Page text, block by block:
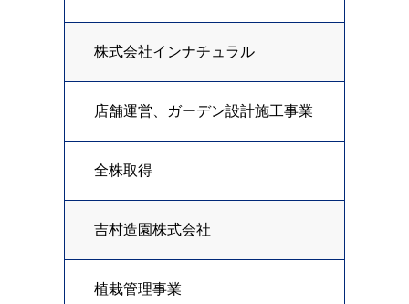
株式会社インナチュラル
店舗運営、ガーデン設計施工事業
全株取得
吉村造園株式会社
植栽管理事業